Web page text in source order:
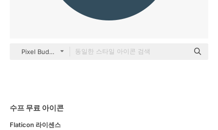
Pixel Budha Flat
수프 무료 아이콘
Flaticon 라이센스